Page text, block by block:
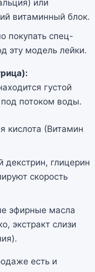
или
витаминный блок.
покупать спец-
эту модель лейки.
густой
потоком воды.
кислота (Витамин
декстрин, глицерин
скорость
эфирные масла
экстракт слизи
есть и